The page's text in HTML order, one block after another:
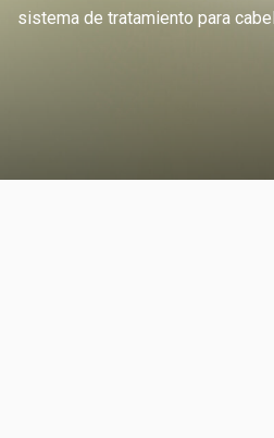
sistema de tratamiento para